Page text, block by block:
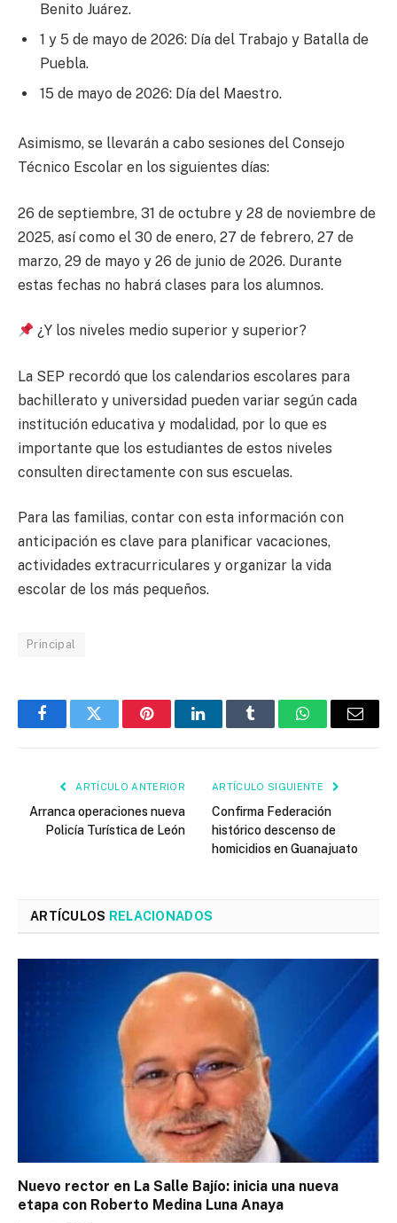
Benito Juárez.
1 y 5 de mayo de 2026: Día del Trabajo y Batalla de
Puebla.
15 de mayo de 2026: Día del Maestro.
Asimismo, se llevarán a cabo sesiones del Consejo
Técnico Escolar en los siguientes días:
26 de septiembre, 31 de octubre y 28 de noviembre de
2025, así como el 30 de enero, 27 de febrero, 27 de
marzo, 29 de mayo y 26 de junio de 2026. Durante
estas fechas no habrá clases para los alumnos.
¿Y los niveles medio superior y superior?
La SEP recordó que los calendarios escolares para
bachillerato y universidad pueden variar según cada
institución educativa y modalidad, por lo que es
importante que los estudiantes de estos niveles
consulten directamente con sus escuelas.
Para las familias, contar con esta información con
anticipación es clave para planificar vacaciones,
actividades extracurriculares y organizar la vida
escolar de los más pequeños.
Principal
FacebookTwitter PinterestLinkedInTumblr WhatsAppEmail
ARTÍCULO ANTERIOR
Arranca operaciones nueva
Policía Turística de León
ARTÍCULO SIGUIENTE
Confirma Federación
histórico descenso de
homicidios en Guanajuato
ARTÍCULOS RELACIONADOS
Nuevo rector en La Salle Bajío: inicia una nueva
etapa con Roberto Medina Luna Anaya